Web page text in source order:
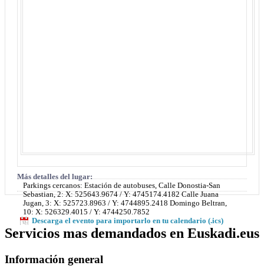
Más detalles del lugar:
Parkings cercanos: Estación de autobuses, Calle Donostia-San
Sebastian, 2: X: 525643.9674 / Y: 4745174.4182 Calle Juana
Jugan, 3: X: 525723.8963 / Y: 4744895.2418 Domingo Beltran,
10: X: 526329.4015 / Y: 4744250.7852
Descarga el evento para importarlo en tu calendario (.ics)
Servicios mas demandados en Euskadi.eus
Información general